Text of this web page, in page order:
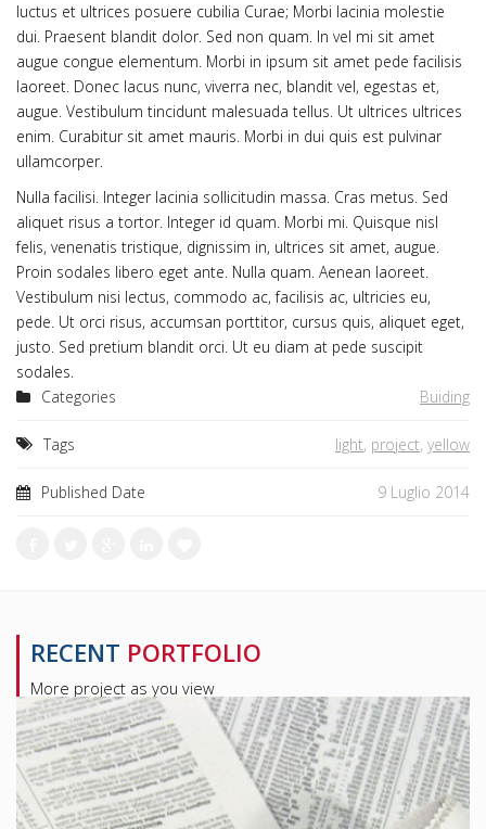
luctus et ultrices posuere cubilia Curae; Morbi lacinia molestie
dui. Praesent blandit dolor. Sed non quam. In vel mi sit amet
augue congue elementum. Morbi in ipsum sit amet pede facilisis
laoreet. Donec lacus nunc, viverra nec, blandit vel, egestas et,
augue. Vestibulum tincidunt malesuada tellus. Ut ultrices ultrices
enim. Curabitur sit amet mauris. Morbi in dui quis est pulvinar
ullamcorper.
Nulla facilisi. Integer lacinia sollicitudin massa. Cras metus. Sed
aliquet risus a tortor. Integer id quam. Morbi mi. Quisque nisl
felis, venenatis tristique, dignissim in, ultrices sit amet, augue.
Proin sodales libero eget ante. Nulla quam. Aenean laoreet.
Vestibulum nisi lectus, commodo ac, facilisis ac, ultricies eu,
pede. Ut orci risus, accumsan porttitor, cursus quis, aliquet eget,
justo. Sed pretium blandit orci. Ut eu diam at pede suscipit
sodales.
Categories
Buiding
Tags light, project, yellow
Published Date 9 Luglio 2014
RECENT PORTFOLIO
More project as you view